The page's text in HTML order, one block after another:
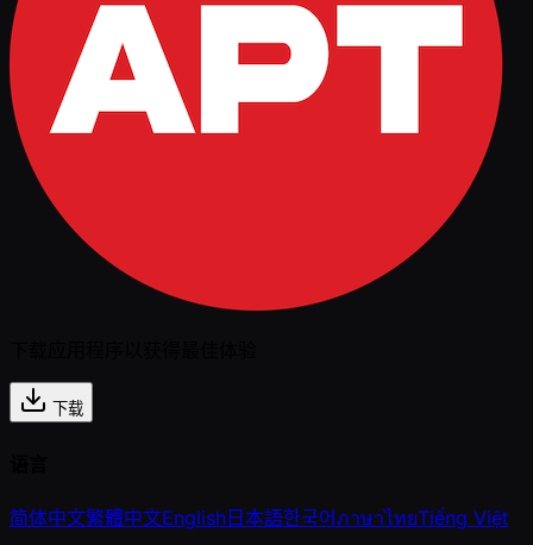
下载
简体中文繁體中文English 日本語한국어ภาษาไทยTiếng Việt